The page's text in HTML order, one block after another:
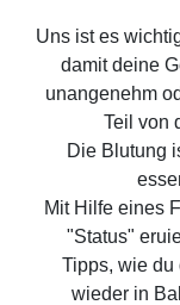
Uns ist es
damit deine
unangenehm
Teil von
Die Blutung
Mit Hilfe eines
"Status"
Tipps, wie
wieder in